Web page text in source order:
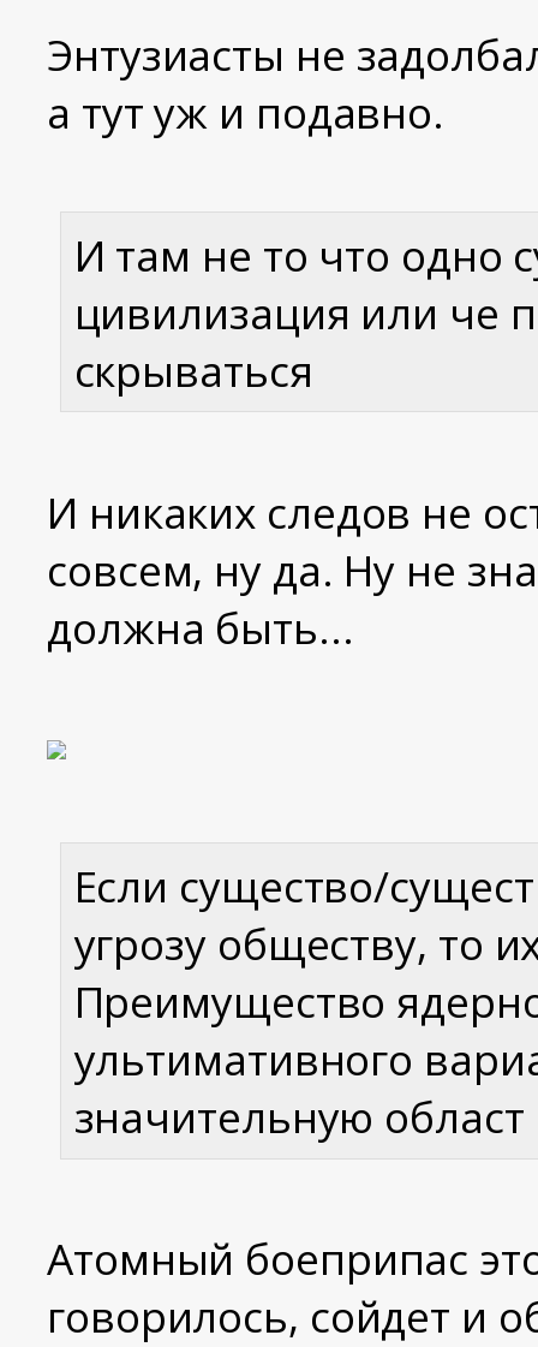
Энтузиасты не
а тут уж и подавно.
И там не то что одно
цивилизация или че
скрываться
И никаких следов не
совсем, ну да. Ну не
должна быть...
Если существо/
угрозу обществу, то
Преимущество
ультимативного
значительную област
Атомный боеприпас
говорилось, сойдет и